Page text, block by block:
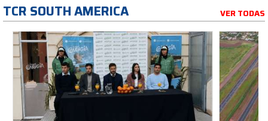
TCR SOUTH AMERICA VER TODAS